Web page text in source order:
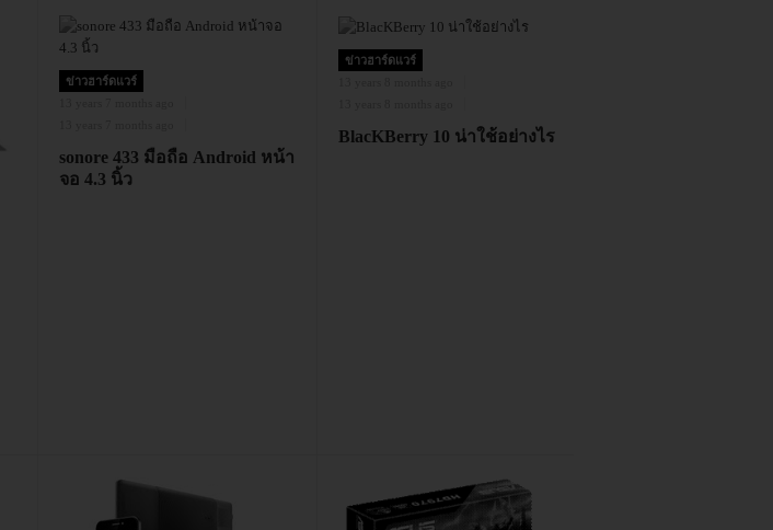
ข่าวฮาร์ดแวร์
sonore 433 มือถือ Android หน้า
จอ 4.3 นิ้ว
ข่าวฮาร์ดแวร์
BlacKBerry 10 น่าใช้อย่างไร